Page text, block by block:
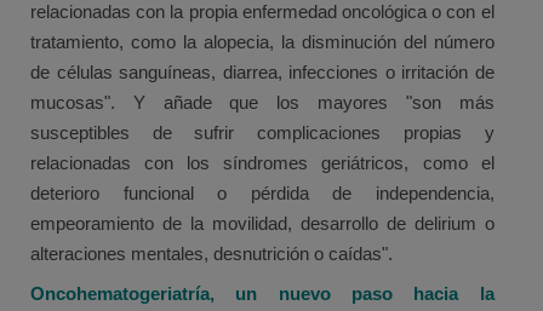
relacionadas con la propia enfermedad oncológica o con el
tratamiento, como la alopecia, la disminución del número
de células sanguíneas, diarrea, infecciones o irritación de
mucosas". Y añade que los mayores "son más
susceptibles de sufrir complicaciones propias y
relacionadas con los síndromes geriátricos, como el
deterioro funcional o pérdida de independencia,
empeoramiento de la movilidad, desarrollo de delirium o
alteraciones mentales, desnutrición o caídas".
Oncohematogeriatría, un nuevo paso hacia la